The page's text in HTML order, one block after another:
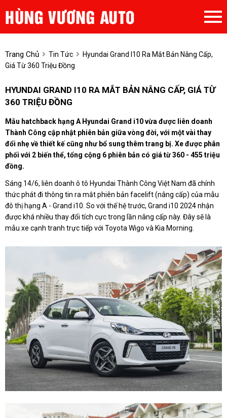
Trang Chủ Tin Tức
Hyundai Grand I10 Ra Mắt Bản Nâng Cấp,
Giá Từ 360 Triệu Đồng
HYUNDAI GRAND I10 RA MẮT BẢN NÂNG CẤP, GIÁ TỪ
360 TRIỆU ĐỒNG
Mẫu hatchback hạng A Hyundai Grand i10 vừa được liên doanh
Thành Công cập nhật phiên bản giữa vòng đời, với một vài thay
đổi nhẹ về thiết kế cũng như bổ sung thêm trang bị. Xe được phân
phối với 2 biến thể, tổng cộng 6 phiên bản có giá từ 360 - 455 triệu
đồng.
Sáng 14/6, liên doanh ô tô Hyundai Thành Công Việt Nam đã chính
thức phát đi thông tin ra mắt phiên bản facelift (nâng cấp) của mẫu
đô thị hạng A - Grand i10. So với thế hệ trước, Grand i10 2024 nhận
được khá nhiều thay đổi tích cực trong lần nâng cấp này. Đây sẽ là
mẫu xe cạnh tranh trực tiếp với Toyota Wigo và Kia Morning.